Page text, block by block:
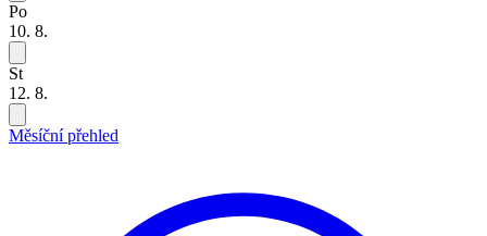
Po
10. 8.
St
12. 8.
Měsíční přehled